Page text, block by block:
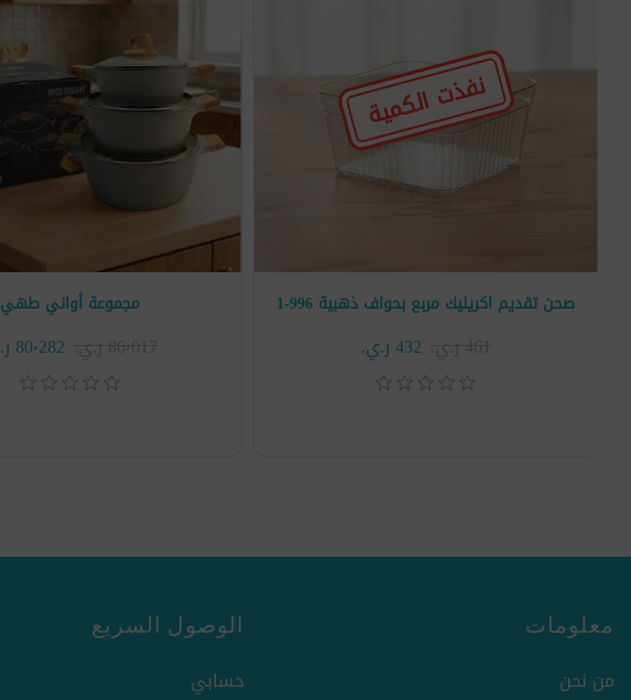
مجموعة أواني طهي
86٬017 ر.ي.‏ 80٬282 ر.ي.‏
نفذت الكمية
صحن تقديم اكريليك مربع بحواف ذهبية 996-1
461 ر.ي.‏ 432 ر.ي.‏
معلومات
من نحن
الوصول السريع
حسابي